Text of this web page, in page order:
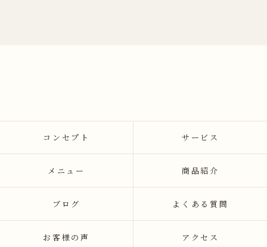
コンセプト サービス
メニュー 商品紹介
ブログ よくある質問
お客様の声 アクセス